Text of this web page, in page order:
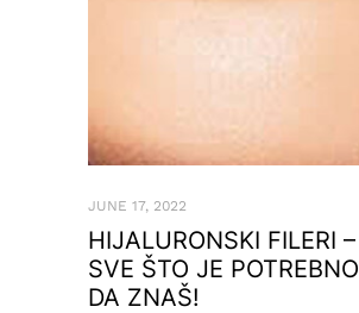
JUNE 17, 2022
HIJALURONSKI FILERI –
SVE ŠTO JE POTREBNO
DA ZNAŠ!